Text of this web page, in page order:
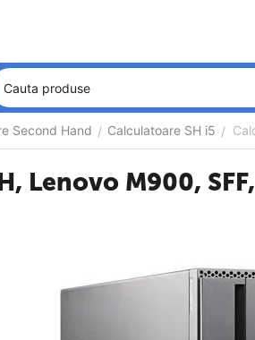
Second Hand / Calculatoare SH i5 /
Lenovo M900,